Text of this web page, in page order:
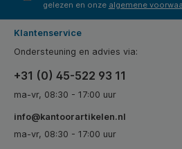
gelezen en onze algemene
Klantenservice
Ondersteuning en advies via:
+31 (0) 45-522 93 11
ma-vr, 08:30 - 17:00 uur
info@kantoorartikelen.nl
ma-vr, 08:30 - 17:00 uur